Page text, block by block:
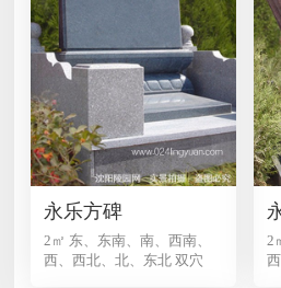
部、售后服务部、安
石材加工部永乐青山
采取多种形式，动员
与市政府关于改善营
部署并检 查各部门的
段性成果。 2、为完
态树葬区一处。 3、
4、公司已着手准备
扫墓服务防火交通安
阳陵园网：
024-81538166
永乐方碑
2㎡ 东、东南、南、西南、
西、西北、北、东北 双穴
2